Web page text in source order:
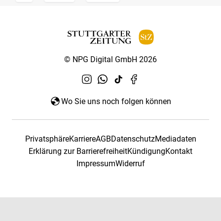
© NPG Digital GmbH 2026
Wo Sie uns noch folgen können
PrivatsphäreKarriereAGBDatenschutzMediadaten
Erklärung zur BarrierefreiheitKündigungKontakt
ImpressumWiderruf